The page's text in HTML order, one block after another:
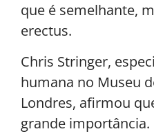
que é semelhante,
erectus.
Chris Stringer,
humana no Museu
Londres, afirmou
grande importância.